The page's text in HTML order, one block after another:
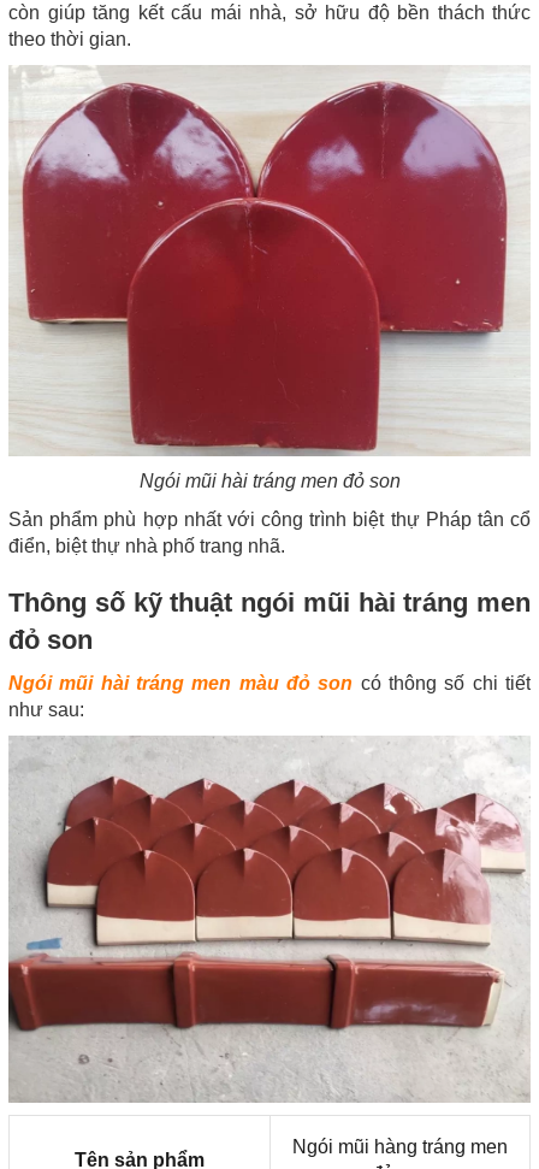
còn giúp tăng kết cấu mái nhà, sở hữu độ bền thách thức
theo thời gian.
Ngói mũi hài tráng men đỏ son
Sản phẩm phù hợp nhất với công trình biệt thự Pháp tân cổ
điển, biệt thự nhà phố trang nhã.
Thông số kỹ thuật ngói mũi hài tráng men
đỏ son
Ngói mũi hài tráng men màu đỏ son có thông số chi tiết
như sau:
Tên sản phẩm
Ngói mũi hàng tráng men